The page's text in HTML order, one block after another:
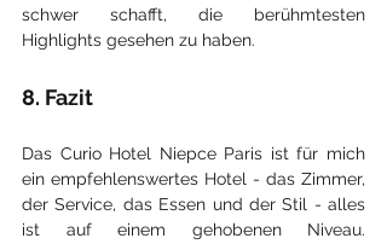
schwer schafft, die berühmtesten
Highlights gesehen zu haben.
8. Fazit
Das Curio Hotel Niepce Paris ist für mich
ein empfehlenswertes Hotel - das Zimmer,
der Service, das Essen und der Stil - alles
ist auf einem gehobenen Niveau.